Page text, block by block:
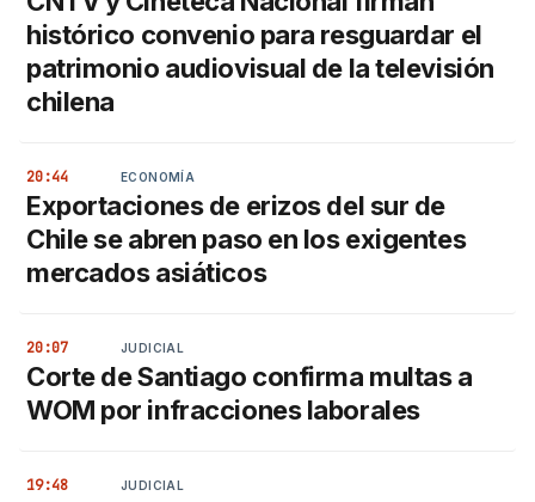
histórico convenio para resguardar el
patrimonio audiovisual de la televisión
chilena
20:44 ECONOMÍA
Exportaciones de erizos del sur de
Chile se abren paso en los exigentes
mercados asiáticos
20:07 JUDICIAL
Corte de Santiago confirma multas a
WOM por infracciones laborales
19:48 JUDICIAL